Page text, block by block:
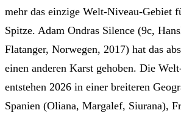
mehr das einzige Welt-Niveau-Gebiet
Spitze. Adam Ondras Silence (9c,
Flatanger, Norwegen, 2017) hat das
einen anderen Karst gehoben. Die
entstehen 2026 in einer breiteren
Spanien (Oliana, Margalef, Siurana),